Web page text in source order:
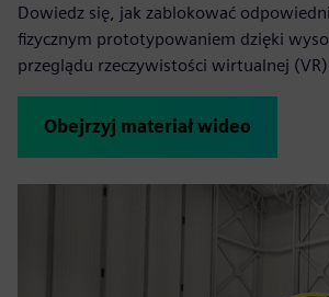
Dowiedz się, jak zablokować
fizycznym prototypowaniem dzięki
przeglądu rzeczywistości wirtualnej
Obejrzyj materiał wideo